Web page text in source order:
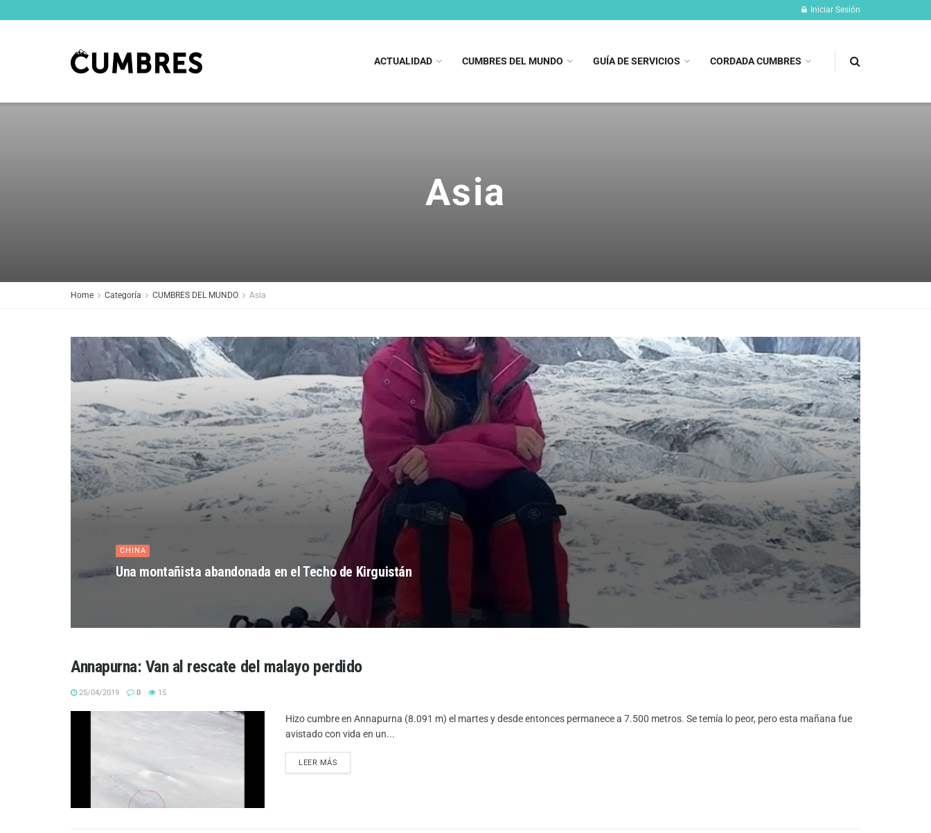
Iniciar Sesión
ACTUALIDAD CUMBRES DEL MUNDO GUÍA DE SERVICIOS CORDADA CUMBRES
Asia
Home Categoría CUMBRES DEL MUNDO Asia
CHINA
Una montañista abandonada en el Techo de Kirguistán
Annapurna: Van al rescate del malayo perdido
25/04/2019 0 15
Hizo cumbre en Annapurna (8.091 m) el martes y desde entonces permanece a 7.500 metros. Se temía lo peor, pero esta mañana fue
avistado con vida en un...
LEER MÁS